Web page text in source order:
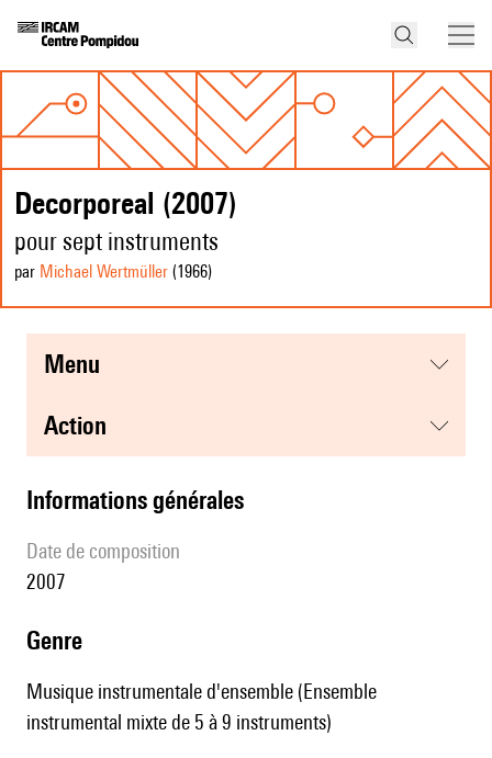
Decorporeal (2007)
pour sept instruments
par Michael Wertmüller (1966)
menu
action
informations générales
date de composition
2007
genre
Musique instrumentale d'ensemble (Ensemble
instrumental mixte de 5 à 9 instruments)